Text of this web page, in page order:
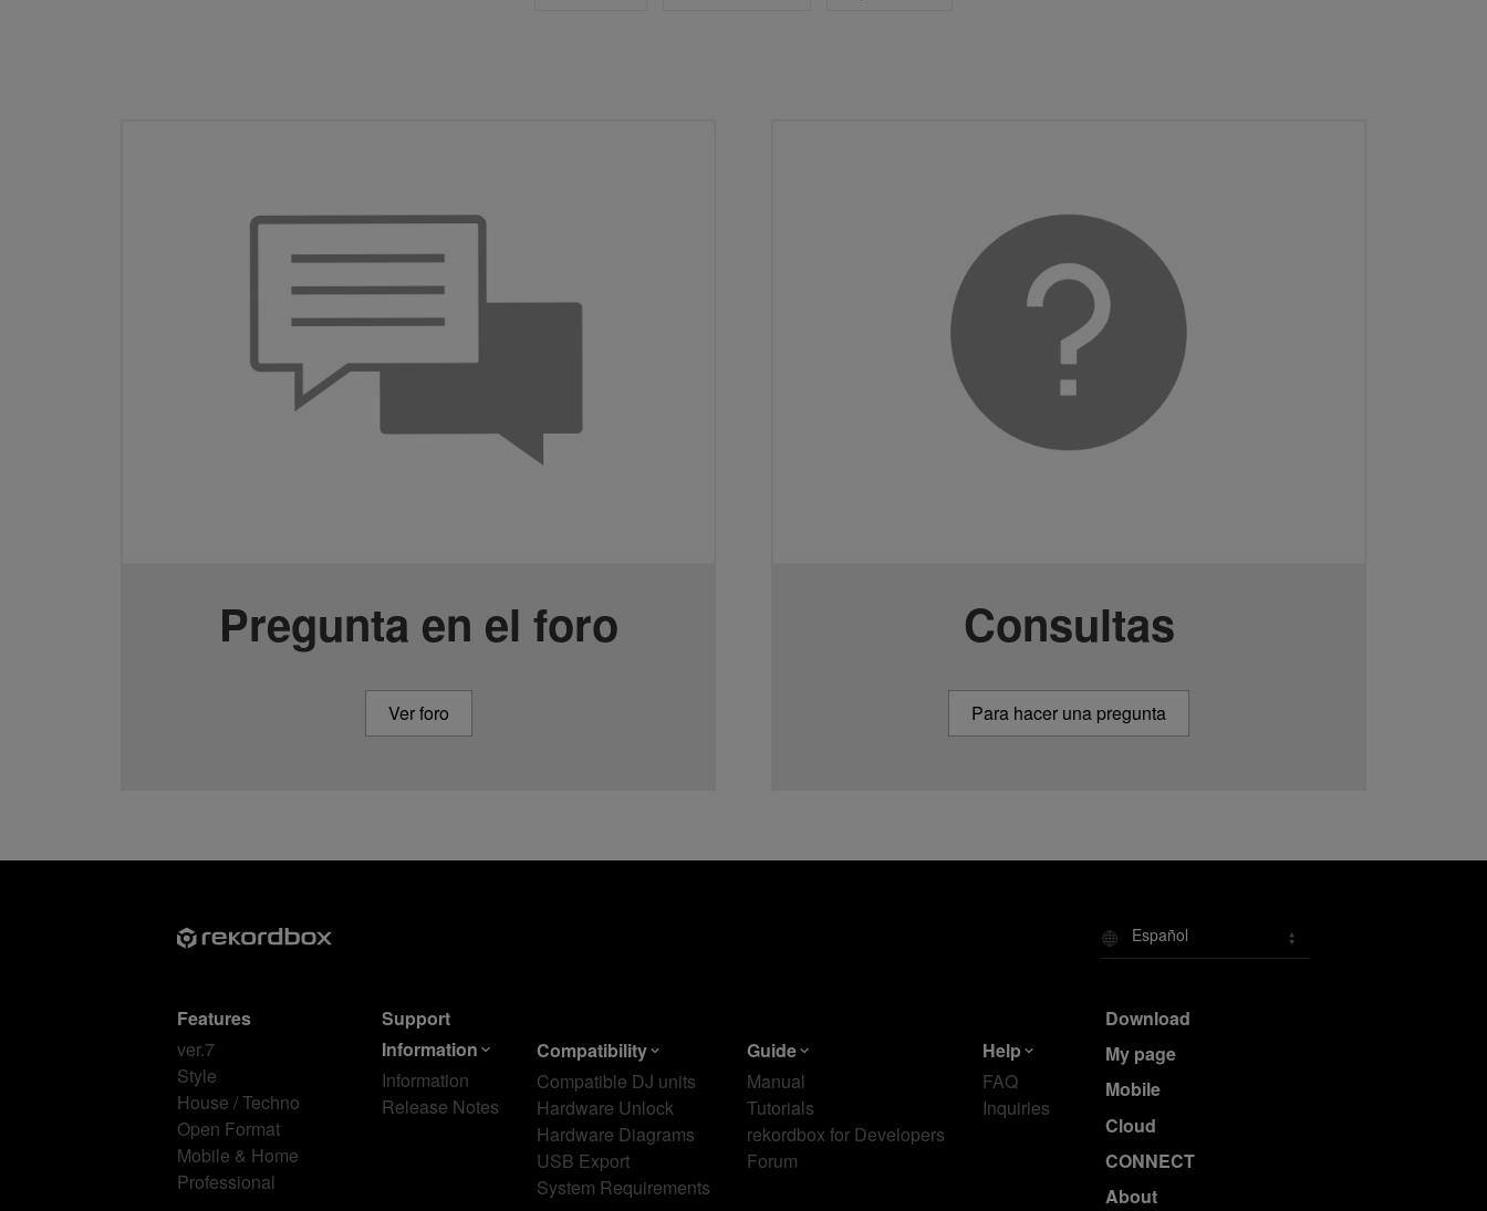
Pregunta en el foro
Ver foro
Consultas
Para hacer una pregunta
Español
Features
ver.7
Style
House / Techno
Open Format
Mobile & Home
Professional
Support
Information
Information
Release Notes
Compatibility
Compatible DJ units
Hardware Unlock
Hardware Diagrams
USB Export
System Requirements
Guide
Manual
Tutorials
rekordbox for Developers
Forum
Help
FAQ
Inquiries
Download
My page
Mobile
Cloud
CONNECT
About